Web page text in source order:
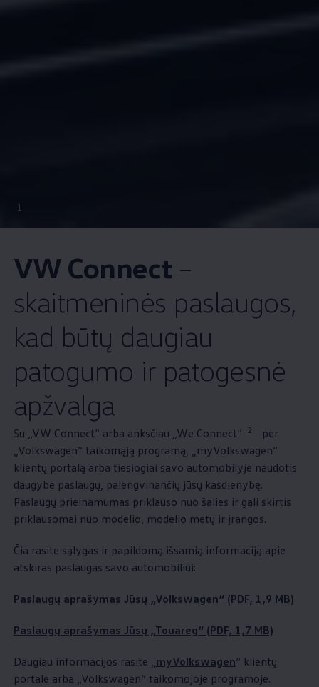
1
VW Connect –
skaitmeninės paslaugos,
kad būtų daugiau
patogumo ir patogesnė
apžvalga
Su „VW Connect“ arba anksčiau „We Connect“ 2
per
„Volkswagen“ taikomąją programą, „myVolkswagen“
klientų portalą arba tiesiogiai savo automobilyje naudotis
daugybe paslaugų, palengvinančių jūsų kasdienybę.
Paslaugų prieinamumas priklauso nuo šalies ir gali skirtis
priklausomai nuo modelio, modelio metų ir įrangos.
Čia rasite sąlygas ir papildomą išsamią informaciją apie
atskiras paslaugas savo automobiliui:
Paslaugų aprašymas Jūsų „Volkswagen“ (PDF, 1,9 MB)
Paslaugų aprašymas Jūsų „Touareg“ (PDF, 1,7 MB)
Daugiau informacijos rasite „myVolkswagen“ klientų
portale arba „Volkswagen“ taikomojoje programoje.